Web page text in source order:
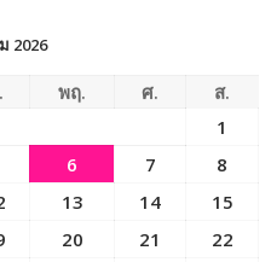
ด้วย
เทคโนโลยีAI
2026
พฤ. ศ.
ส.
1
6 7
8
13 14
15
20 21
22